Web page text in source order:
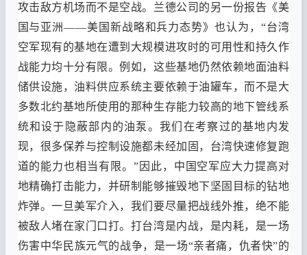
攻击敌方机场而不是空战。 兰德公司的另一份报告 《美
国与亚洲——美国新战略和兵力态势》也认为 ，“台湾
空军现有的基地在遭到大规模进攻时的可用性和持久作
战能力均十分有限。例如 ，这些基地仍然依赖地面油料
储供设施， 油料供应系统主要依赖于油罐车 ， 而不是大
多数北约基地所使用的那种生存能力较高的地下管线系
统和设于隐蔽部内的油泵。我们在考察过的基地内发
现， 很多保养与控制设施都未经加固 ， 台湾快速修复跑
道的能力也相当有限。” 因此， 中国空军应大力提高对
地精确打击能力， 并研制能够摧毁地下坚固目标的钻地
炸弹。一旦美军介入， 我们要尽量把战线外推， 绝不能
被敌人堵在家门口打。 打台湾是内战， 是内耗， 是一场
伤害中华民族元气的战争， 是一场“亲者痛 ， 仇者快”的